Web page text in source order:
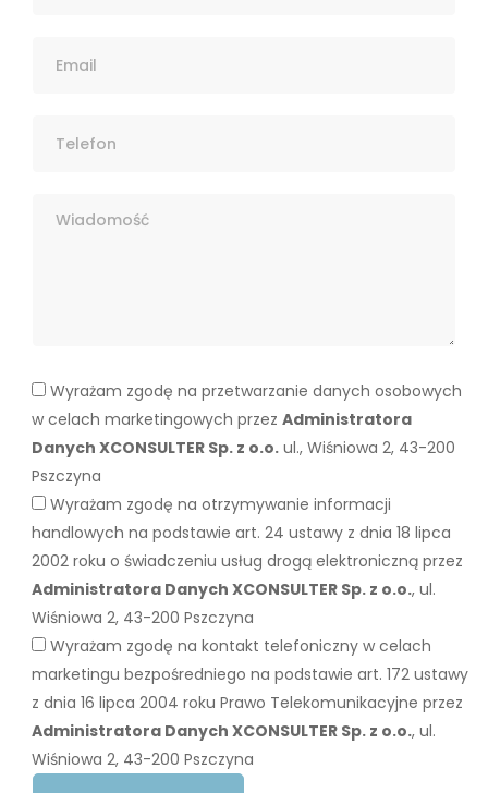
Wyrażam zgodę na przetwarzanie danych osobowych
w celach marketingowych przez Administratora
Danych XCONSULTER Sp. z o.o. ul., Wiśniowa 2, 43-200
Pszczyna
Wyrażam zgodę na otrzymywanie informacji
handlowych na podstawie art. 24 ustawy z dnia 18 lipca
2002 roku o świadczeniu usług drogą elektroniczną przez
Administratora Danych XCONSULTER Sp. z o.o., ul.
Wiśniowa 2, 43-200 Pszczyna
Wyrażam zgodę na kontakt telefoniczny w celach
marketingu bezpośredniego na podstawie art. 172 ustawy
z dnia 16 lipca 2004 roku Prawo Telekomunikacyjne przez
Administratora Danych XCONSULTER Sp. z o.o., ul.
Wiśniowa 2, 43-200 Pszczyna